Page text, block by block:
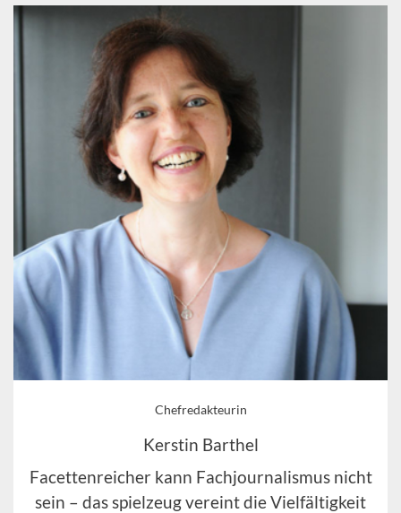
Chefredakteurin
Kerstin Barthel
Facettenreicher kann Fachjournalismus nicht
sein – das spielzeug vereint die Vielfältigkeit